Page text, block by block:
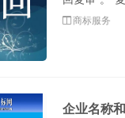
商标服务
企业名称